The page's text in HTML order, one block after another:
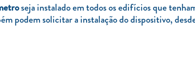
seja instalado em todos os edifícios que
podem solicitar a instalação do dispositivo,